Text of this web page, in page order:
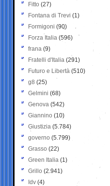
Fitto (27)
Fontana di Trevi (1)
Formigoni (90)
Forza Italia (596)
frana (9)
Fratelli d'Italia (291)
Futuro e Libertà (510)
g8 (25)
Gelmini (68)
Genova (542)
Giannino (10)
Giustizia (5.784)
governo (5.799)
Grasso (22)
Green Italia (1)
Grillo (2.941)
Idv (4)